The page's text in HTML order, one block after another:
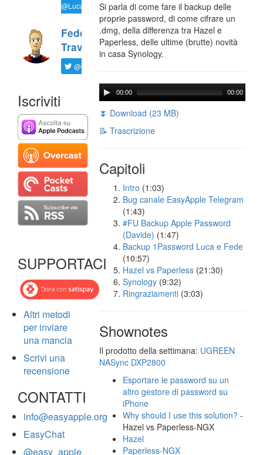
@LucaTNT
Federico
Travaini
@ftrava
Iscriviti
SUPPORTACI
Altri metodi
per inviare
una mancia
Scrivi una
recensione
CONTATTI
info@easyapple.org
EasyChat
@easy_apple
Si parla di come fare il backup delle
proprie password, di come cifrare un
.dmg, della differenza tra Hazel e
Paperless, delle ultime (brutte) novità
in casa Synology.
00:00 00:00
⏬ Download (23 MB)
📝 Trascrizione
Capitoli
Intro (1:03)
Bug canale EasyApple Telegram
(1:43)
#FU Backup Apple Password
(Davide) (1:47)
Backup 1Password Luca e Fede
(10:57)
Hazel vs Paperless (21:30)
Synology (9:32)
Ringraziamenti (3:03)
Shownotes
Il prodotto della settimana: UGREEN
NASync DXP2800
Esportare le password su un
altro gestore di password su
iPhone
Why should I use this solution? -
Hazel vs Paperless-NGX
Hazel
Paperless-NGX